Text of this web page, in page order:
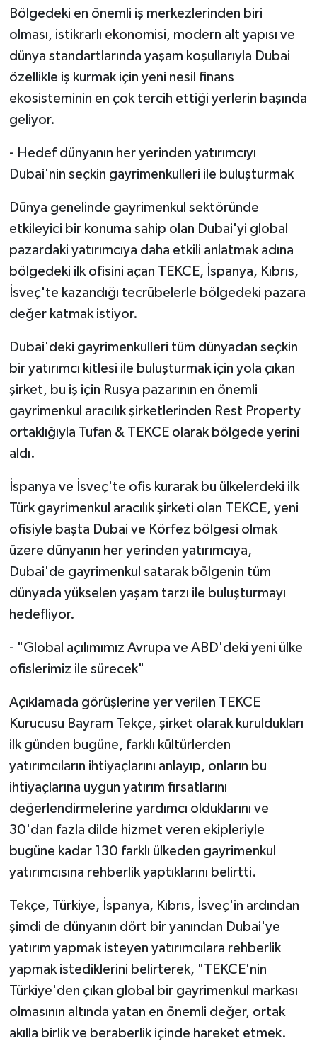
Bölgedeki en önemli iş merkezlerinden biri
olması, istikrarlı ekonomisi, modern alt yapısı ve
dünya standartlarında yaşam koşullarıyla Dubai
özellikle iş kurmak için yeni nesil finans
ekosisteminin en çok tercih ettiği yerlerin başında
geliyor.
- Hedef dünyanın her yerinden yatırımcıyı
Dubai'nin seçkin gayrimenkulleri ile buluşturmak
Dünya genelinde gayrimenkul sektöründe
etkileyici bir konuma sahip olan Dubai'yi global
pazardaki yatırımcıya daha etkili anlatmak adına
bölgedeki ilk ofisini açan TEKCE, İspanya, Kıbrıs,
İsveç'te kazandığı tecrübelerle bölgedeki pazara
değer katmak istiyor.
Dubai'deki gayrimenkulleri tüm dünyadan seçkin
bir yatırımcı kitlesi ile buluşturmak için yola çıkan
şirket, bu iş için Rusya pazarının en önemli
gayrimenkul aracılık şirketlerinden Rest Property
ortaklığıyla Tufan & TEKCE olarak bölgede yerini
aldı.
İspanya ve İsveç'te ofis kurarak bu ülkelerdeki ilk
Türk gayrimenkul aracılık şirketi olan TEKCE, yeni
ofisiyle başta Dubai ve Körfez bölgesi olmak
üzere dünyanın her yerinden yatırımcıya,
Dubai'de gayrimenkul satarak bölgenin tüm
dünyada yükselen yaşam tarzı ile buluşturmayı
hedefliyor.
- "Global açılımımız Avrupa ve ABD'deki yeni ülke
ofislerimiz ile sürecek"
Açıklamada görüşlerine yer verilen TEKCE
Kurucusu Bayram Tekçe, şirket olarak kuruldukları
ilk günden bugüne, farklı kültürlerden
yatırımcıların ihtiyaçlarını anlayıp, onların bu
ihtiyaçlarına uygun yatırım fırsatlarını
değerlendirmelerine yardımcı olduklarını ve
30'dan fazla dilde hizmet veren ekipleriyle
bugüne kadar 130 farklı ülkeden gayrimenkul
yatırımcısına rehberlik yaptıklarını belirtti.
Tekçe, Türkiye, İspanya, Kıbrıs, İsveç'in ardından
şimdi de dünyanın dört bir yanından Dubai'ye
yatırım yapmak isteyen yatırımcılara rehberlik
yapmak istediklerini belirterek, "TEKCE'nin
Türkiye'den çıkan global bir gayrimenkul markası
olmasının altında yatan en önemli değer, ortak
akılla birlik ve beraberlik içinde hareket etmek.